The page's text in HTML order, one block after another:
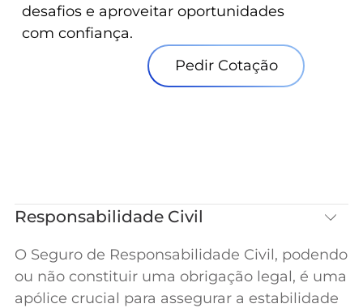
desafios e aproveitar oportunidades
com confiança.
Pedir Cotação
Responsabilidade Civil
O Seguro de Responsabilidade Civil, podendo
ou não constituir uma obrigação legal, é uma
apólice crucial para assegurar a estabilidade